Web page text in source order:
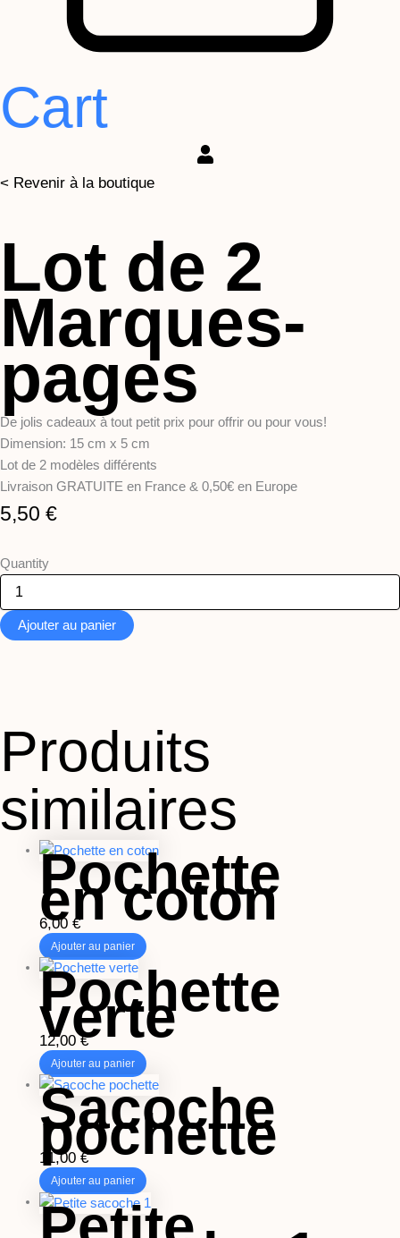
Cart
< Revenir à la boutique
Lot de 2
Marques-
pages
De jolis cadeaux à tout petit prix pour offrir ou pour vous!
Dimension: 15 cm x 5 cm
Lot de 2 modèles différents
Livraison GRATUITE en France & 0,50€ en Europe
5,50 €
Quantity
Ajouter au panier
Produits
similaires
Pochette
en coton
6,00 €
Ajouter au panier
Pochette
verte
12,00€
Ajouter au panier
Sacoche
pochette
11,00 €
Ajouter au panier